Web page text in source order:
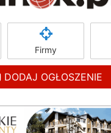
Firmy
DODAJ OGŁOSZENIE